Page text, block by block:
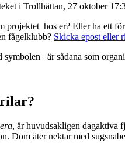
i Trollhättan, 27 oktober
projektet hos er? Eller ha ett
fågelklubb? Skicka epost eller
symbolen
är sådana som
, är huvudsakligen dagaktiva
Dom äter nektar med